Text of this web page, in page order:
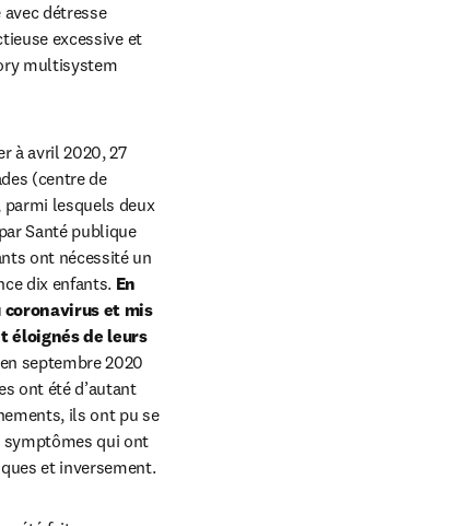
détresse
excessive et
multisystem
à avril 2020, 27
(centre de
parmi lesquels deux
Santé publique
ont nécessité un
dix enfants. En
coronavirus et mis
éloignés de leurs
septembre 2020
ont été d’autant
ils ont pu se
symptômes qui ont
et inversement.